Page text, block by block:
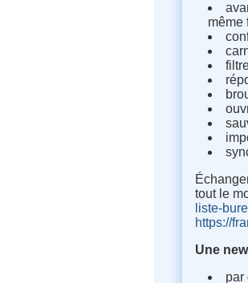
même
tout le
liste-
https://
Une
par